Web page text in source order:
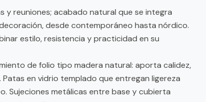
y reuniones; acabado natural que se integra
desde contemporáneo hasta nórdico.
estilo, resistencia y practicidad en su
de folio tipo madera natural: aporta calidez,
en vidrio templado que entregan ligereza
Sujeciones metálicas entre base y cubierta